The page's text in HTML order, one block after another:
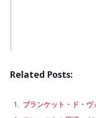
Related Posts:
ブランケット・ド・